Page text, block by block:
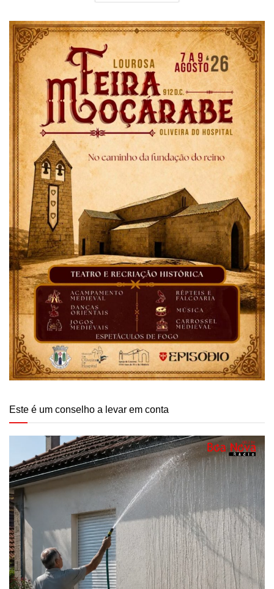
Este é um conselho a levar em conta